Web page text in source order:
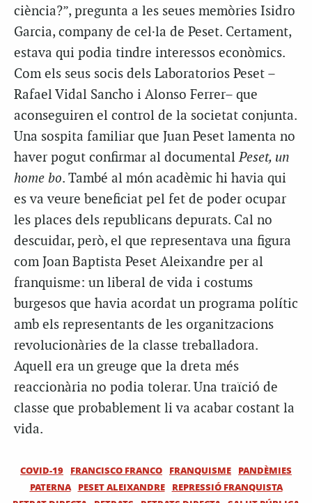
ciència?”, pregunta a les seues memòries Isidro
Garcia, company de cel·la de Peset. Certament,
estava qui podia tindre interessos econòmics.
Com els seus socis dels Laboratorios Peset –
Rafael Vidal Sancho i Alonso Ferrer– que
aconseguiren el control de la societat conjunta.
Una sospita familiar que Juan Peset lamenta no
haver pogut confirmar al documentalPeset, un
home bo. També al món acadèmic hi havia qui
es va veure beneficiat pel fet de poder ocupar
les places dels republicans depurats. Cal no
descuidar, però, el que representava una figura
com Joan Baptista Peset Aleixandre per al
franquisme: un liberal de vida i costums
burgesos que havia acordat un programa polític
amb els representants de les organitzacions
revolucionàries de la classe treballadora.
Aquell era un greuge que la dreta més
reaccionària no podia tolerar. Una traïció de
classe que probablement li va acabar costant la
vida.
COVID-19 FRANCISCO FRANCO FRANQUISME
PANDÈMIES
PATERNA
PESET ALEIXANDRE
REPRESSIÓ FRANQUISTA